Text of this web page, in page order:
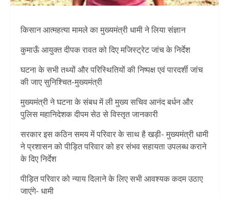
किसान आत्महत्या मामले का मुख्यमंत्री धामी ने लिया संज्ञान
कुमाऊँ आयुक्त दीपक रावत को दिए मजिस्ट्रेट जांच के निर्देश
घटना के सभी तथ्यों और परिस्थितियों की निष्पक्ष एवं पारदर्शी जांच
की जाए सुनिश्चित-मुख्यमंत्री
मुख्यमंत्री ने घटना के संबध में ली मुख्य सचिव आनंद बर्धन और
पुलिस महानिदेशक दीपम सेठ से विस्तृत जानकारी
सरकार इस कठिन समय में परिवार के साथ है खड़ी- मुख्यमंत्री धामी
ने प्रशासन को पीड़ित परिवार को हर संभव सहायता उपलब्ध कराने
के दिए निर्देश
पीड़ित परिवार को न्याय दिलाने के लिए सभी आवश्यक कदम उठाए
जाएंगे- धामी